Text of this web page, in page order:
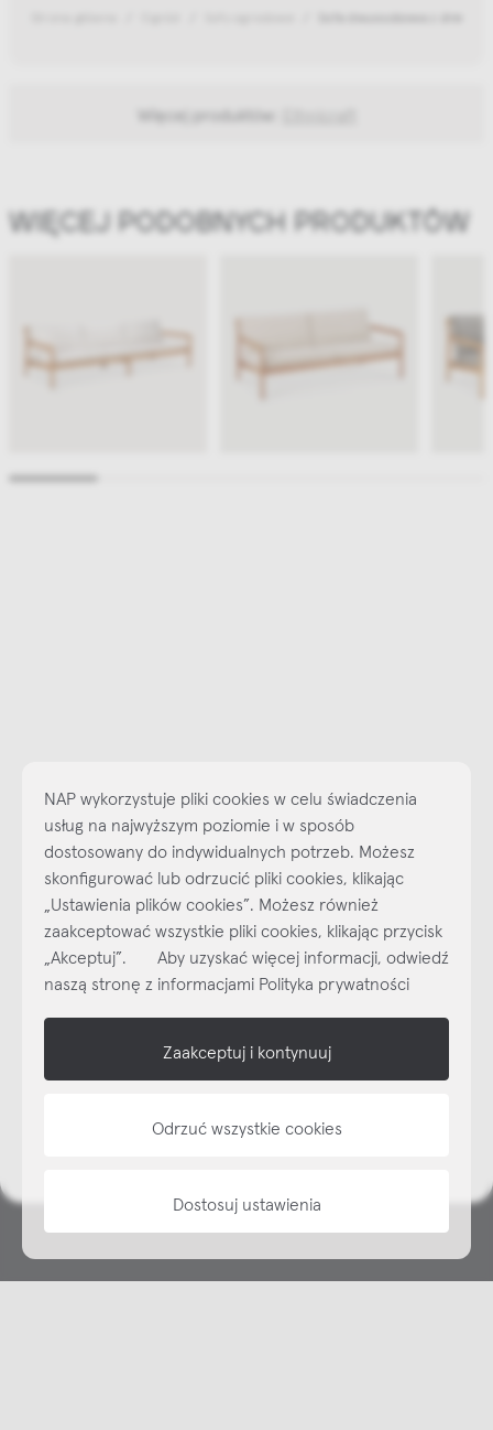
Więcej produktów:
WIĘCEJ PODOBNYCH PRODUKTÓW
Najlepsze inspiracje i promocje na wyciągnięcie ręki, zapisz się już
dzisiaj do naszego cyklicznego newslettera!
SubskrybujNEWSLETTER
NAP
NAP wykorzystuje pliki cookies w celu świadczenia
usług na najwyższym poziomie i w sposób
dostosowany do indywidualnych potrzeb. Możesz
skonfigurować lub odrzucić pliki cookies, klikając
„Ustawienia plików cookies”. Możesz również
zaakceptować wszystkie pliki cookies, klikając przycisk
„Akceptuj”. Aby uzyskać więcej informacji, odwiedź
naszą stronę z informacjami Polityka prywatności
Zaakceptuj i kontynuuj
Odrzuć wszystkie cookies
Dostosuj ustawienia